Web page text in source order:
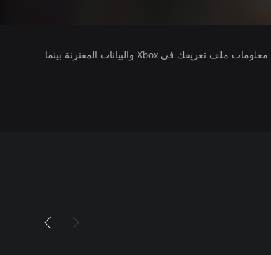
يتلقى ناشرو الألعاب التي تقوم بتشغيلها وصولاً إلى معلومات ملف تعريفك في Xbox والبيانات المقترنة بينما